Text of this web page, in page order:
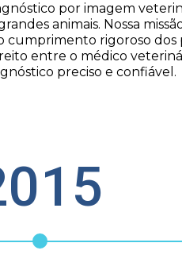
por imagem
animais. Nossa
cumprimento rigoroso dos
entre o médico
preciso e confiável.